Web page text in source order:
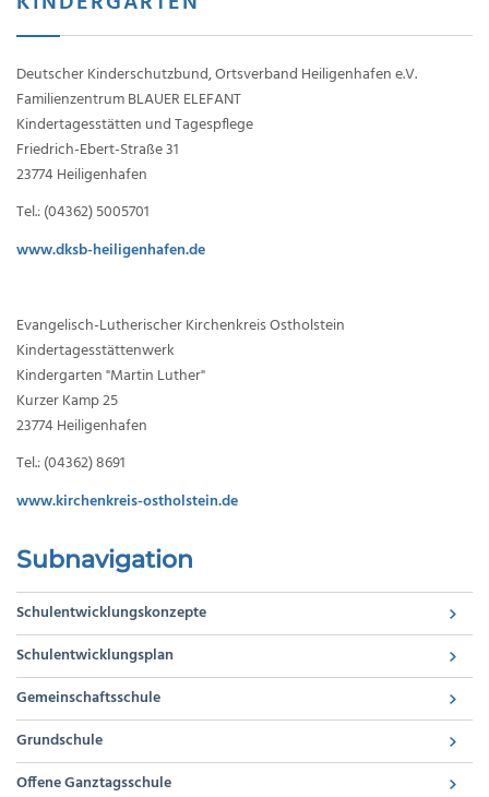
Deutscher Kinderschutzbund, Ortsverband Heiligenhafen e.V.
Familienzentrum BLAUER ELEFANT
Kindertagesstätten und Tagespflege
Friedrich-Ebert-Straße 31
23774 Heiligenhafen
Tel.: (04362) 5005701
www.dksb-heiligenhafen.de
Evangelisch-Lutherischer Kirchenkreis Ostholstein
Kindertagesstättenwerk
Kindergarten "Martin Luther"
Kurzer Kamp 25
23774 Heiligenhafen
Tel.: (04362) 8691
www.kirchenkreis-ostholstein.de
Subnavigation
Schulentwicklungskonzepte
Schulentwicklungsplan
Gemeinschaftsschule
Grundschule
Offene Ganztagsschule